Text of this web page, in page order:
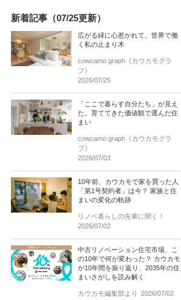
新着記事（07/25更新）
広がる緑に心惹かれて。世界で働
く私の止まり木
cowcamo graph《カウカモグラ
フ》
2026/07/25
「ここで暮らす自分たち」が見え
た。育ててきた価値観で選んだ住
まい
cowcamo graph《カウカモグラ
フ》
2026/07/03
10年前、カウカモで家を買った人
「第1号契約者」は今？ 家族と住
まいの変化の軌跡
リノベ暮らしの先輩に聞く！
2026/07/02
中古リノベーション住宅市場、こ
の10年で何が変わった？ カウカモ
が10年間を振り返り、2035年の住
まいさがしを読み解く
カウカモ編集部より 2026/07/02